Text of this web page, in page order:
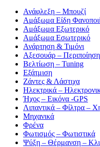
Ανάφλεξη – Μπουζί
Αμάξωμα Είδη
Αμάξωμα Εξωτερικό
Αμάξωμα Εσωτερικό
Ανάρτηση & Τιμόνι
Αξεσουάρ – Περιποίηση
Βελτίωση – Tuning
Εξάτμιση
Ζάντες & Λάστιχα
Ηλεκτρικά –
Ήχος – Εικόνα -GPS
Λιπαντικά – Φίλτρα –
Μηχανικά
Φρένα
Φωτισμός – Φωτιστικά
Ψύξη – Θέρμανση –